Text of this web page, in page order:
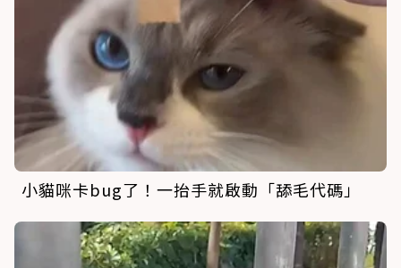
小貓咪卡bug了！一抬手就啟動「舔毛代碼」